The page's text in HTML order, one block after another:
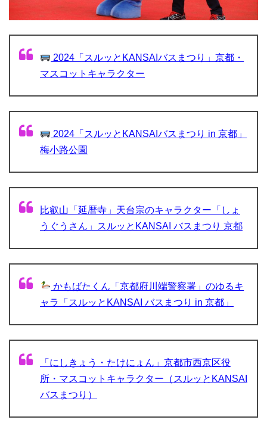
2024「スルッとKANSAIバスまつり」京都・
マスコットキャラクター
2024「スルッとKANSAIバスまつり in 京都」
梅小路公園
比叡山「延暦寺」天台宗のキャラクター「しょ
うぐうさん」スルッとKANSAI バスまつり 京都
かもばたくん「京都府川端警察署」のゆるキ
ャラ「スルッとKANSAI バスまつり in 京都」
「にしきょう・たけにょん」京都市西京区役
所・マスコットキャラクター（スルッとKANSAI
バスまつり）